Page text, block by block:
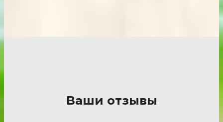
Ваши отзывы